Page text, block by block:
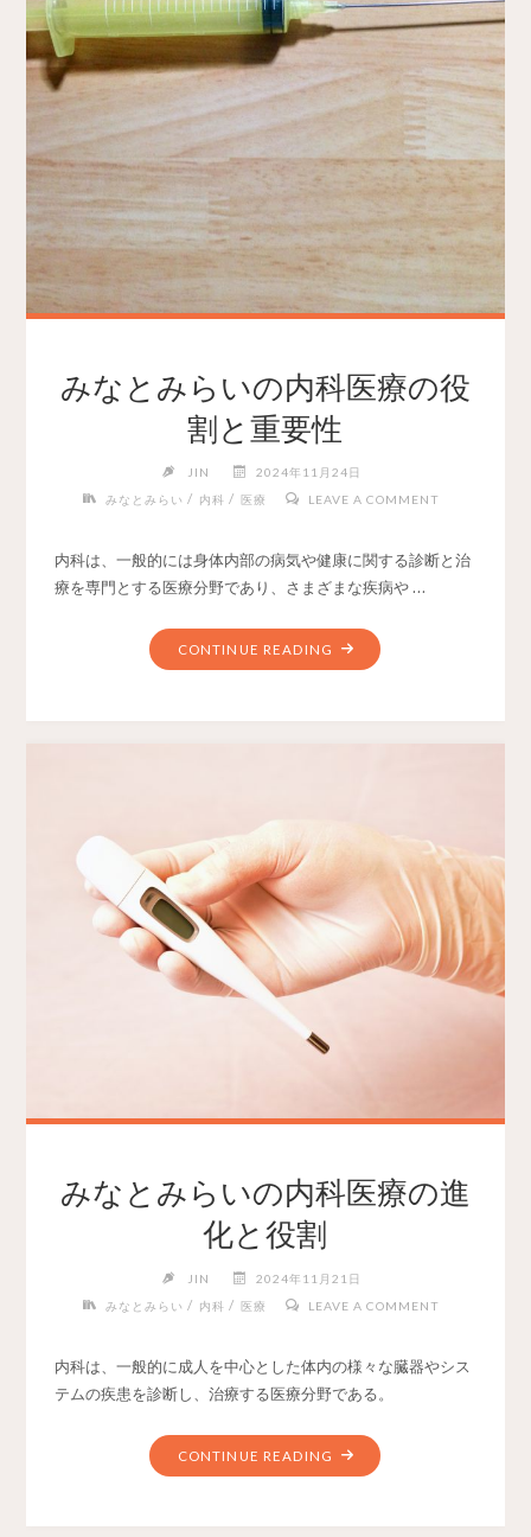
みなとみらいの内科医療の役
割と重要性
JIN
2024年11月24日
みなとみらい / 内科 / 医療 LEAVE A COMMENT
内科は、一般的には身体内部の病気や健康に関する診断と治
療を専門とする医療分野であり、さまざまな疾病や …
CONTINUE READING
みなとみらいの内科医療の進
化と役割
JIN
2024年11月21日
みなとみらい / 内科 / 医療 LEAVE A COMMENT
内科は、一般的に成人を中心とした体内の様々な臓器やシス
テムの疾患を診断し、治療する医療分野である。
CONTINUE READING